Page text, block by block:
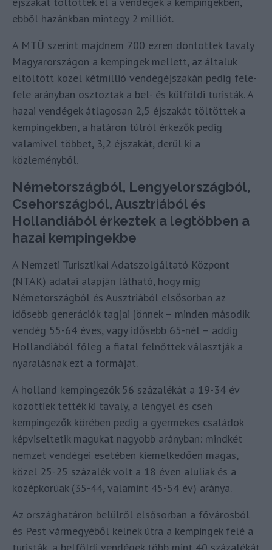
ebből hazánkban mintegy 2 milliót.
A MTÜ szerint majdnem 700 ezren döntöttek tavaly
Magyarországon a kempingek mellett, az általuk
eltöltött közel kétmillió vendégéjszakán pedig fele-
fele arányban osztoztak a bel- és külföldi turisták. A
hazai vendégek átlagosan 2,5 éjszakát töltöttek a
kempingekben, a határon túlról érkezők pedig
valamivel többet, 3,2 éjszakát, derül ki a
közleményből.
Németországból, Lengyelországból,
Csehországból, Ausztriából és
Hollandiából érkeztek a legtöbben a
hazai kempingekbe
A Nemzeti Turisztikai Adatszolgáltató Központ
(NTAK) adatai alapján látható, hogy míg
Németországból és Ausztriából elsősorban az
idősebb generációk tagjai jönnek – minden második
vendég 55-64 éves, vagy idősebb 65-nél – addig
Hollandiából főleg a fiatal felnőttek választják a
nyaralásnak ezt a formáját.
A holland kempingezők 56 százalékát a 19-34 év
közöttiek tették ki tavaly, a lengyel és cseh
kempingezők körében pedig a gyermekes családok
képviseltetik magukat nagyobb arányban: mindkét
nemzet vendégei esetében kiemelkedően magas,
közel 25-25 százalék volt a 18 éven aluliak és a
középkorúak (35-44, valamint 45-54 év) aránya.
Az országhatáron belülről elsősorban a fővárosból
és Pest vármegyéből kelnek útra a kempingek felé a